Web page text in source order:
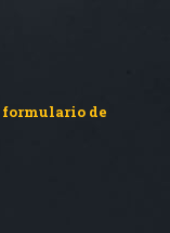
formulario de